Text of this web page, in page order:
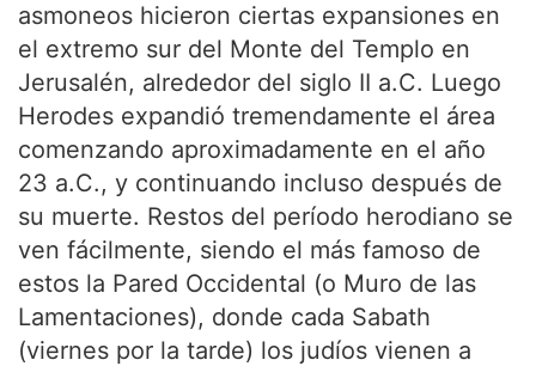
asmoneos hicieron ciertas expansiones en
el extremo sur del Monte del Templo en
Jerusalén, alrededor del siglo II a.C. Luego
Herodes expandió tremendamente el área
comenzando aproximadamente en el año
23 a.C., y continuando incluso después de
su muerte. Restos del período herodiano se
ven fácilmente, siendo el más famoso de
estos la Pared Occidental (o Muro de las
Lamentaciones), donde cada Sabath
(viernes por la tarde) los judíos vienen a